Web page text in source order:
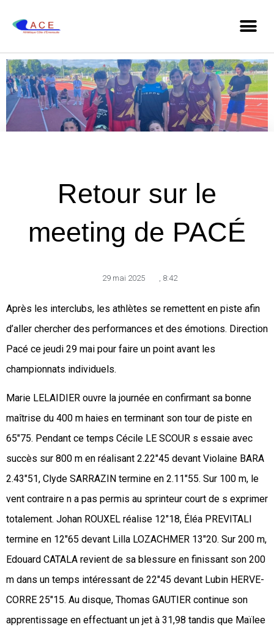
Retour sur le
meeting de PACÉ
29 mai 2025 8:42
Après les interclubs, les athlètes se remettent en piste afin
d’aller chercher des performances et des émotions. Direction
Pacé ce jeudi 29 mai pour faire un point avant les
championnats individuels.
Marie LELAIDIER ouvre la journée en confirmant sa bonne
maîtrise du 400 m haies en terminant son tour de piste en
65″75. Pendant ce temps Cécile LE SCOUR s essaie avec
succès sur 800 m en réalisant 2.22″45 devant Violaine BARA
2.43″51, Clyde SARRAZIN termine en 2.11″55. Sur 100 m, le
vent contraire n a pas permis au sprinteur court de s exprimer
totalement. Johan ROUXEL réalise 12″18, Éléa PREVITALI
termine en 12″65 devant Lilla LOZACHMER 13″20. Sur 200 m,
Edouard CATALA revient de sa blessure en finissant son 200
m dans un temps intéressant de 22″45 devant Lubin HERVE-
CORRE 25″15. Au disque, Thomas GAUTIER continue son
apprentissage en effectuant un jet à 31,98 tandis que Maïlee